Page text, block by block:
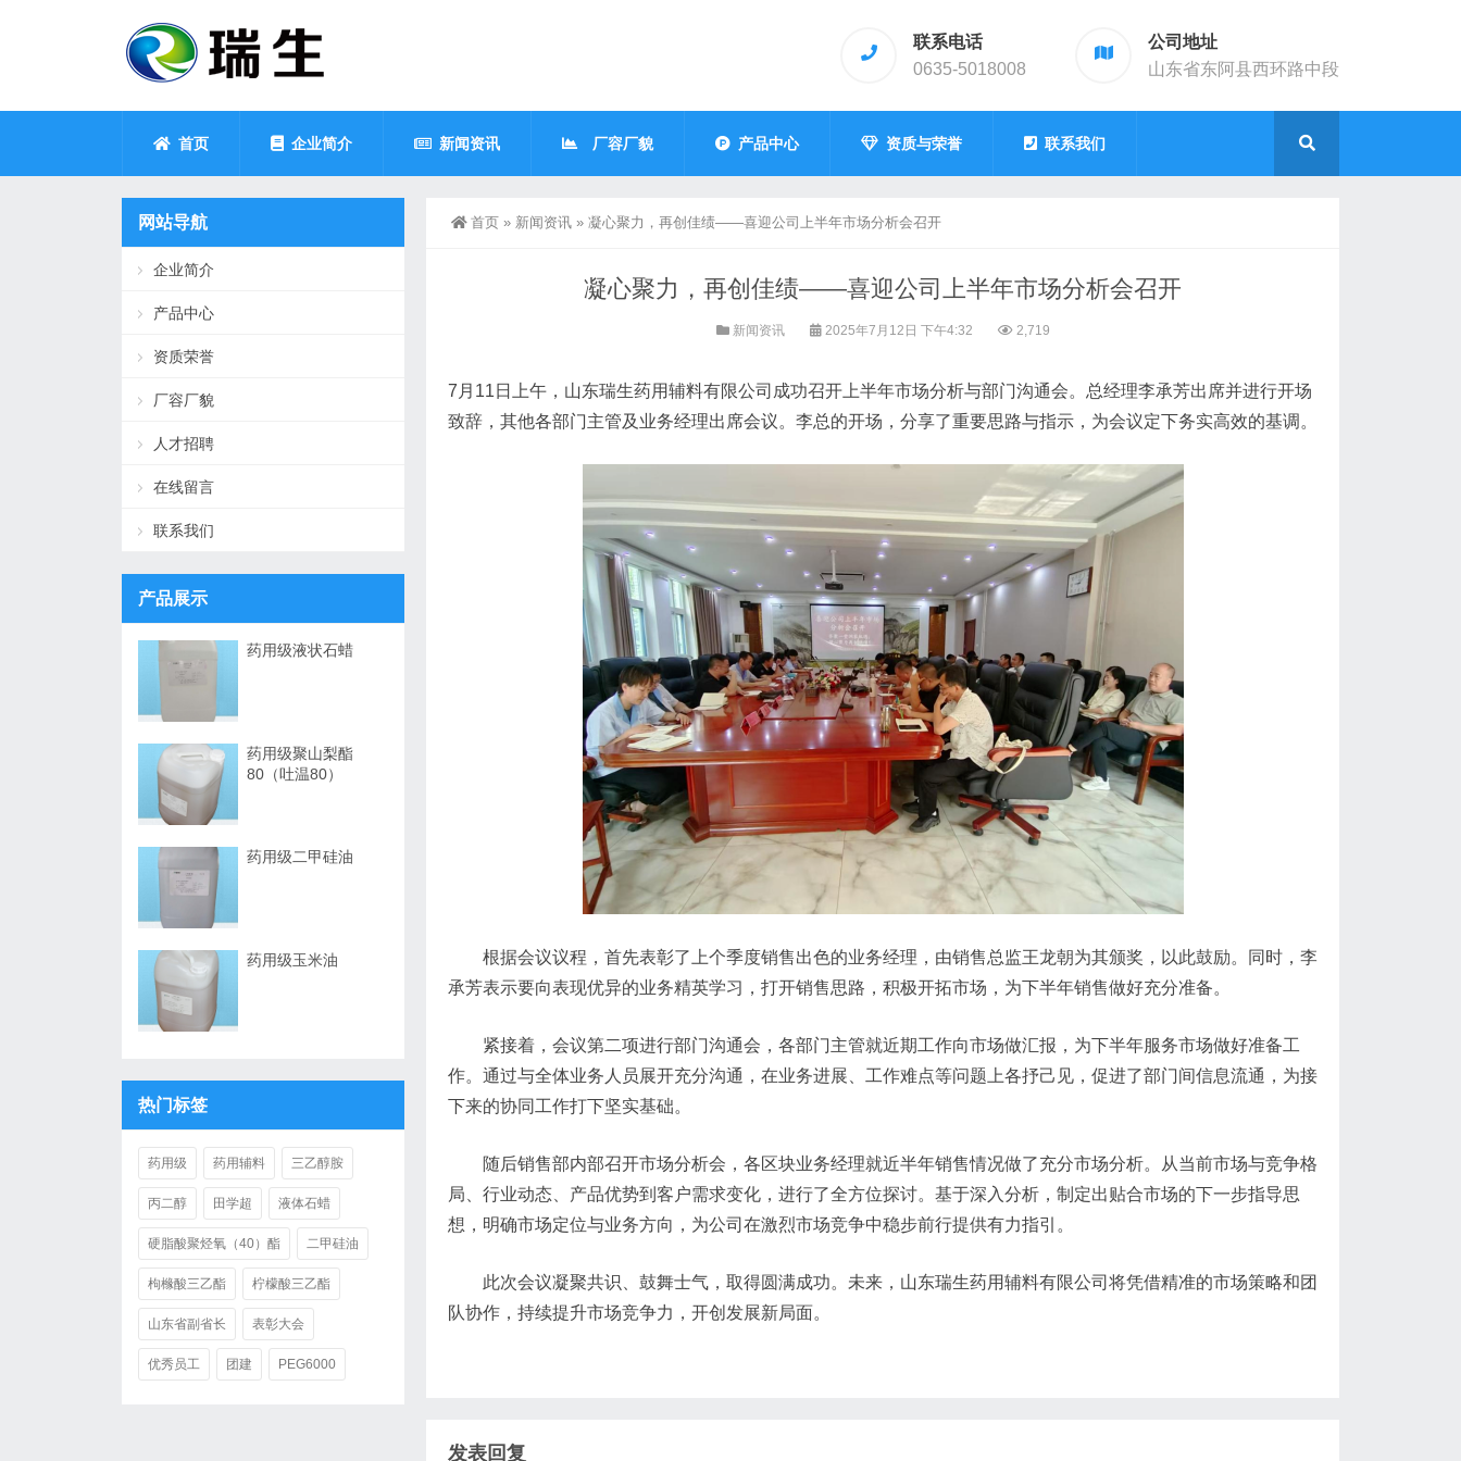
联系电话
0635-5018008
公司地址
山东省东阿县西环路中段
首页 企业简介 新闻资讯 厂容厂貌 产品中心 资质与荣誉 联系我们
首页 » 新闻资讯 » 凝心聚力，再创佳绩——喜迎公司上半年市场分析会召开
凝心聚力，再创佳绩——喜迎公司上半年市场分析会召开
新闻资讯 2025年7月12日 下午4:32 2,719
7月11日上午，山东瑞生药用辅料有限公司成功召开上半年市场分析与部门沟通会。总经理李承芳出席并进行开场
致辞，其他各部门主管及业务经理出席会议。李总的开场，分享了重要思路与指示，为会议定下务实高效的基调。
根据会议议程，首先表彰了上个季度销售出色的业务经理，由销售总监王龙朝为其颁奖，以此鼓励。同时，李
承芳表示要向表现优异的业务精英学习，打开销售思路，积极开拓市场，为下半年销售做好充分准备。
紧接着，会议第二项进行部门沟通会，各部门主管就近期工作向市场做汇报，为下半年服务市场做好准备工
作。通过与全体业务人员展开充分沟通，在业务进展、工作难点等问题上各抒己见，促进了部门间信息流通，为接
下来的协同工作打下坚实基础。
随后销售部内部召开市场分析会，各区块业务经理就近半年销售情况做了充分市场分析。从当前市场与竞争格
局、行业动态、产品优势到客户需求变化，进行了全方位探讨。基于深入分析，制定出贴合市场的下一步指导思
想，明确市场定位与业务方向，为公司在激烈市场竞争中稳步前行提供有力指引。
此次会议凝聚共识、鼓舞士气，取得圆满成功。未来，山东瑞生药用辅料有限公司将凭借精准的市场策略和团
队协作，持续提升市场竞争力，开创发展新局面。
发表回复
网站导航
企业简介
产品中心
资质荣誉
厂容厂貌
人才招聘
在线留言
联系我们
产品展示
药用级液状石蜡
药用级聚山梨酯
80（吐温80）
药用级二甲硅油
药用级玉米油
热门标签
药用级 药用辅料 三乙醇胺
丙二醇 田学超 液体石蜡
硬脂酸聚烃氧（40）酯 二甲硅油
枸橼酸三乙酯 柠檬酸三乙酯
山东省副省长 表彰大会
优秀员工 团建 PEG6000